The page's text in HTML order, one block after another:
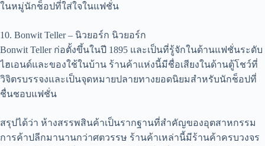
ในหมู่นักช็อปที่ใส่ใจในแฟชั่น
10. Bonwit Teller – นิวยอร์ก นิวยอร์ก
Bonwit Teller ก่อตั้งขึ้นในปี 1895 และเป็นที่รู้จักในด้านแฟชั่นระดับ
ไฮเอนด์และของใช้ในบ้าน ร้านค้าแห่งนี้มีชื่อเสียงในด้านตู้โชว์ที่
วิจิตรบรรจงและเป็นจุดหมายปลายทางยอดนิยมสำหรับนักช็อปที่
ชื่นชอบแฟชั่น
สรุปได้ว่า ห้างสรรพสินค้าเป็นรากฐานที่สำคัญของอุตสาหกรรม
การค้าปลีกมานานกว่าศตวรรษ ร้านค้าเหล่านี้มีร้านค้าครบวงจร